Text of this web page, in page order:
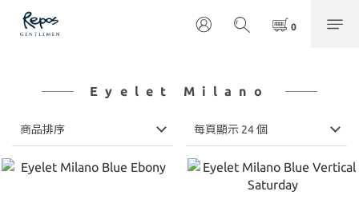
Eyelet Milano
商品排序 每頁顯示 24 個